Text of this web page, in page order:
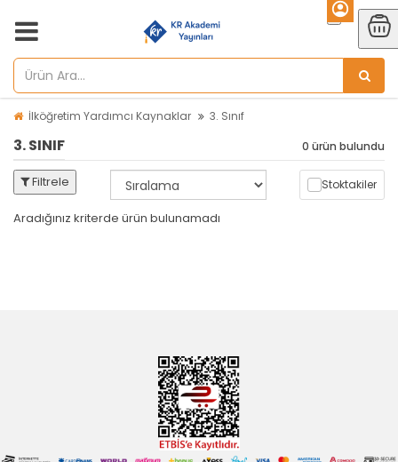
İlköğretim Yardımcı Kaynaklar 3. Sınıf
3. SINIF 0 ürün bulundu
Filtrele Stoktakiler
Aradığınız kriterde ürün bulunamadı